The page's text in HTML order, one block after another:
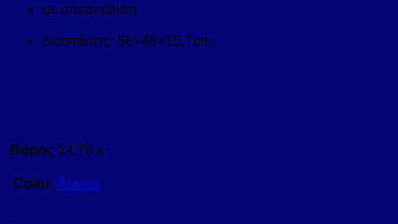
με υπερχείλιση
διαστάσεις: 58×48×15,7cm
Βάρος 14,70 κ.
Color Άμμου